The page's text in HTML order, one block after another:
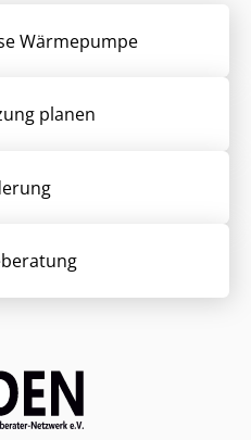
Wärmepumpe
planen